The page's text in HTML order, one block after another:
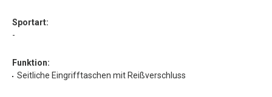
Sportart:
-
Funktion:
Seitliche Eingrifftaschen mit Reißverschluss